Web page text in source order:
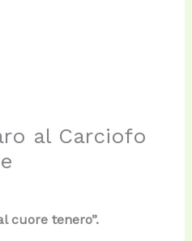
al Carciofo
cuore tenero”.